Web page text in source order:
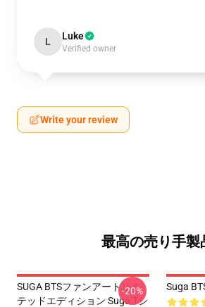
L Luke
Verified owner
Write your review
最高の売り手製
SUGA BTSファンアートリミ
テッドエディション Suga Tシ
-20% Suga